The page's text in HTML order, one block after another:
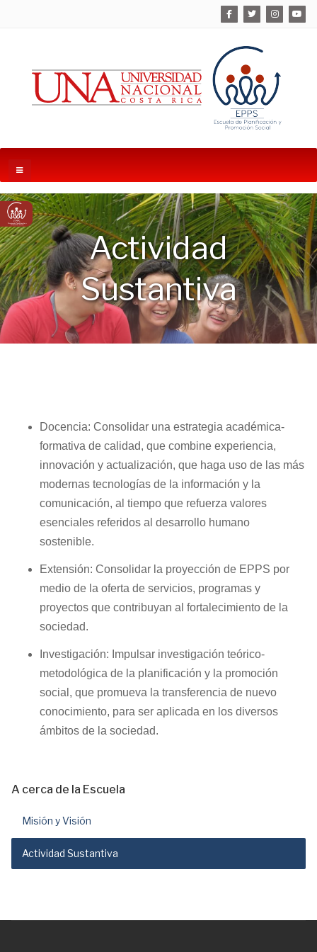
Actividad
Sustantiva
Docencia: Consolidar una estrategia académica-
formativa de calidad, que combine experiencia,
innovación y actualización, que haga uso de las más
modernas tecnologías de la información y la
comunicación, al tiempo que refuerza valores
esenciales referidos al desarrollo humano
sostenible.
Extensión: Consolidar la proyección de EPPS por
medio de la oferta de servicios, programas y
proyectos que contribuyan al fortalecimiento de la
sociedad.
Investigación: Impulsar investigación teórico-
metodológica de la planificación y la promoción
social, que promueva la transferencia de nuevo
conocimiento, para ser aplicada en los diversos
ámbitos de la sociedad.
A cerca de la Escuela
Misión y Visión
Actividad Sustantiva